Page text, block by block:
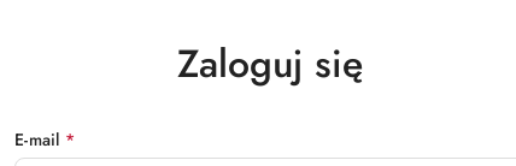
Zaloguj się
E-mail *